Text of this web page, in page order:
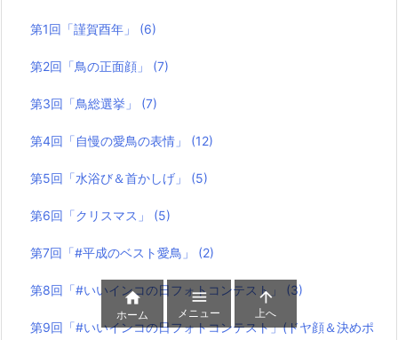
第1回「謹賀酉年」 (6)
第2回「鳥の正面顔」 (7)
第3回「鳥総選挙」 (7)
第4回「自慢の愛鳥の表情」 (12)
第5回「水浴び＆首かしげ」 (5)
第6回「クリスマス」 (5)
第7回「#平成のベスト愛鳥」 (2)
第8回「#いいインコの日フォトコンテスト」 (3)
第9回「#いいインコの日フォトコンテスト」(ドヤ顔＆決めポ

ホーム

メニュー

上へ